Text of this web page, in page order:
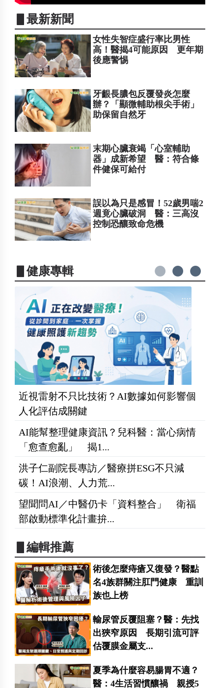
▋最新新聞
女性失智症盛行率比男性
高！醫揭4可能原因 更年期
後應警惕
牙齦長膿包反覆發炎怎麼
辦？「顯微輔助根尖手術」
助保留自然牙
末期心臟衰竭「心室輔助
器」成新希望 醫：符合條
件健保可給付
誤以為只是感冒！52歲男喘2
週竟心臟破洞 醫：三高沒
控制恐釀致命危機
▋健康專輯
近視雷射不只比技術？AI數據如何影響個
人化評估成關鍵
AI能幫整理健康資訊？兒科醫：當心病情
「愈查愈亂」 揭1...
洪子仁副院長專訪／醫療拼ESG不只減
碳！AI浪潮、人力荒...
望聞問AI／中醫仍卡「資料整合」 衛福
部啟動標準化計畫拚...
▋編輯推薦
術後怎麼痔瘡又復發？醫點
名4族群關注肛門健康 重訓
族也上榜
輸尿管反覆阻塞？醫：先找
出狹窄原因 長期引流可評
估覆膜金屬支...
夏季為什麼容易腸胃不適？
醫：4生活習慣釀禍 親授5